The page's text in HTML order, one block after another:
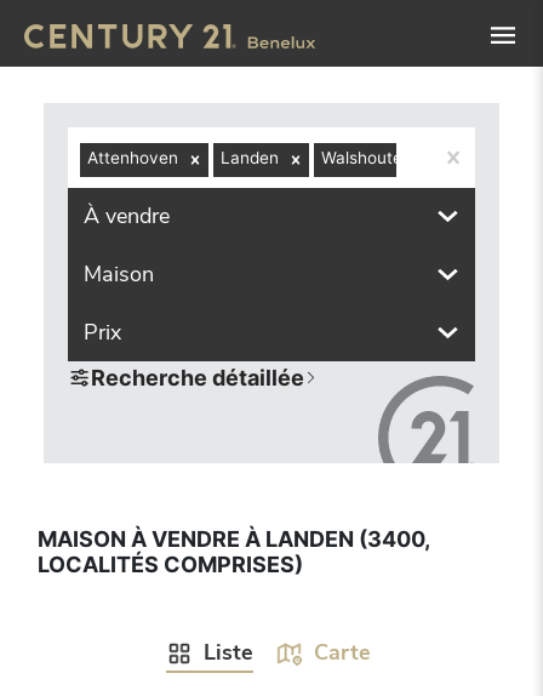
Attenhoven Landen Walshoutem
À vendre
Maison
Prix
Recherche détaillée
MAISON À VENDRE À LANDEN (3400,
LOCALITÉS COMPRISES)
Liste Carte